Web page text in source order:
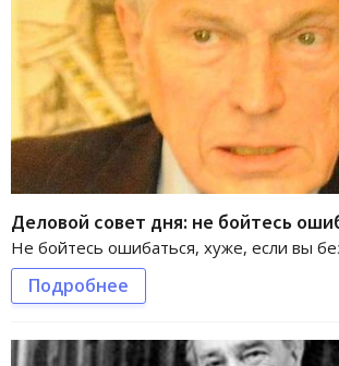
Деловой совет дня: не бойтесь
Не бойтесь ошибаться, хуже, если вы
Подробнее